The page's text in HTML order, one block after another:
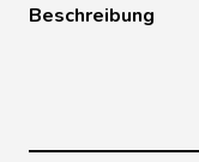
Beschreibung